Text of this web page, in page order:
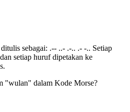
sebagai: .-- ..- .-.. .- -.. Setiap
setiap huruf dipetakan ke
"wulan" dalam Kode Morse?